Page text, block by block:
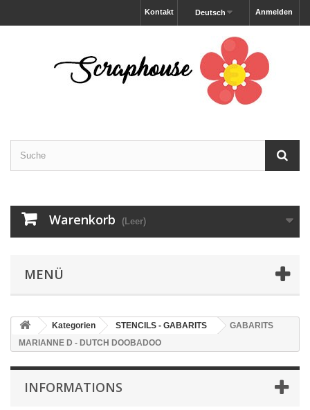
Anmelden
Deutsch
Kontakt
Warenkorb (Leer)
MENÜ
Kategorien STENCILS - GABARITS
GABARITS
MARIANNE D - DUTCH DOOBADOO
INFORMATIONS